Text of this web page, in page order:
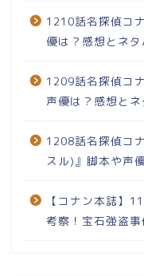
1210話名探偵コ
優は？感想とネタ
1209話名探偵コ
声優は？感想と
1208話名探偵コ
スル)』脚本や声
【コナン本誌】
考察！宝石強盗